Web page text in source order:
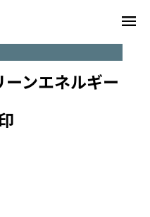
ンエネルギー